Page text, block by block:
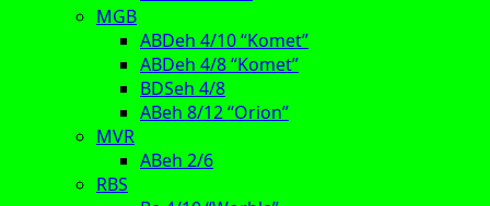
MGB
ABDeh 4/10 “Komet”
ABDeh 4/8 “Komet”
BDSeh 4/8
ABeh 8/12 “Orion”
MVR
ABeh 2/6
RBS